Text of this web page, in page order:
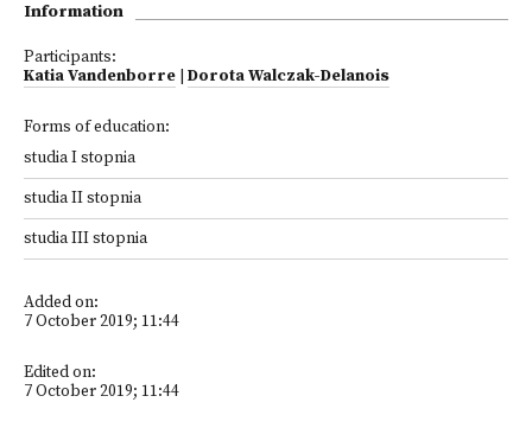
Information
Participants:
Katia Vandenborre Dorota Walczak-Delanois
Forms of education:
studia I stopnia
studia II stopnia
studia III stopnia
Added on:
7 October 2019; 11:44
Edited on:
7 October 2019; 11:44